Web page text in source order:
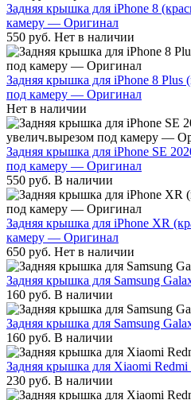
Задняя крышка для iPhone 8
камеру — Оригинал
550 руб. Нет в наличии
Задняя крышка для iPhone 8 Plus
под камеру — Оригинал
Нет в наличии
Задняя крышка для iPhone SE
под камеру — Оригинал
550 руб. В наличии
Задняя крышка для iPhone XR
камеру — Оригинал
650 руб. Нет в наличии
Задняя крышка для Samsung
160 руб. В наличии
Задняя крышка для Samsung
160 руб. В наличии
Задняя крышка для Xiaomi Redmi
230 руб. В наличии